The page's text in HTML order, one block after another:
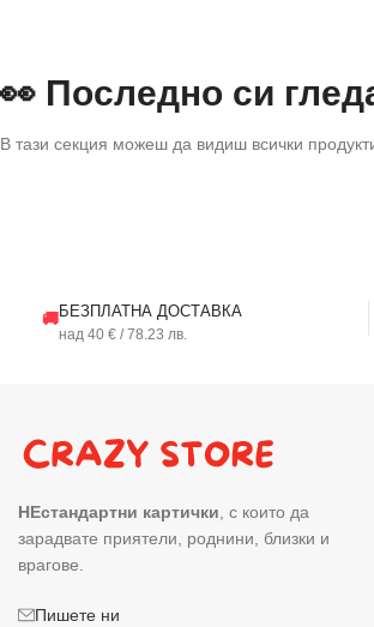
👀 Последно си
В тази секция можеш да видиш всички
🚚БЕЗПЛАТНА ДОСТАВКА
над 40 € / 78.23 лв.
НЕстандартни картички, с които да
зарадвате приятели, роднини, близки и
врагове.
Пишете ни